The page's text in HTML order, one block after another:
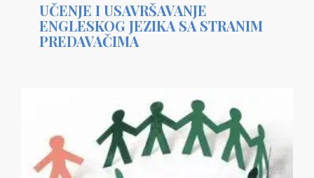
UČENJE I USAVRŠAVANJE
ENGLESKOG JEZIKA SA STRANIM
PREDAVAČIMA